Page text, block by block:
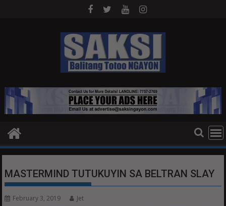
MASTERMIND TUTUKUYIN SA BELTRAN SLAY
February 3, 2019 Jet